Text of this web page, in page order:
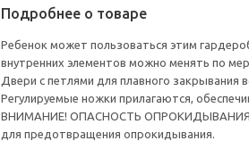
Подробнее о товаре
Ребенок может пользоваться этим
внутренних элементов можно менять по
Двери с петлями для плавного
Регулируемые ножки прилагаются,
ВНИМАНИЕ! ОПАСНОСТЬ ОПРОКИДЫВАНИЯ!
для предотвращения опрокидывания.